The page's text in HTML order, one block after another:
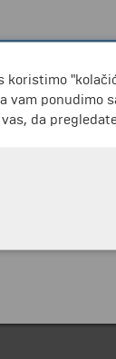
koristimo
vam ponudimo
da